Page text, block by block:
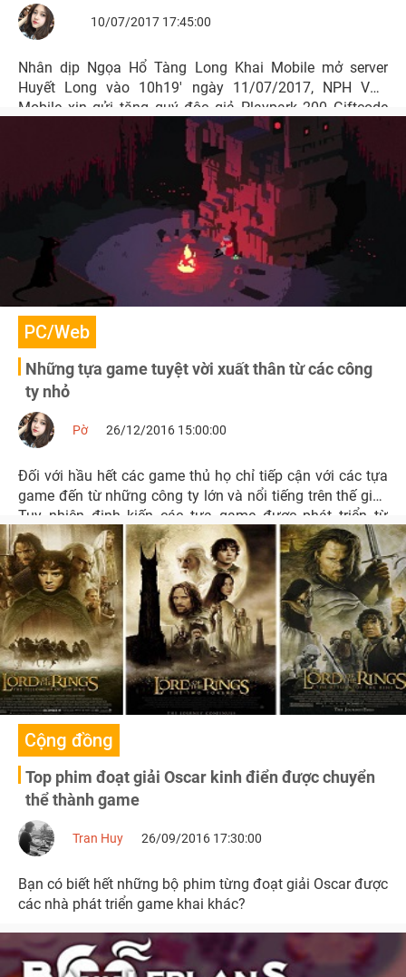
10/07/2017 17:45:00
Nhân dịp Ngọa Hổ Tàng Long Khai Mobile mở server
Huyết Long vào 10h19' ngày 11/07/2017, NPH VTC
Mobile xin gửi tặng quý độc giả Playpark 200 Giftcode
với nhiều phần quà hấp dẫn.
PC/Web
Những tựa game tuyệt vời xuất thân từ các công
ty nhỏ
Pờ 26/12/2016 15:00:00
Đối với hầu hết các game thủ họ chỉ tiếp cận với các tựa
game đến từ những công ty lớn và nổi tiếng trên thế giới.
Tuy nhiên định kiến các tựa game được phát triển từ
những công ty nhỏ có chất lượng kém là sai.
Cộng đồng
Top phim đoạt giải Oscar kinh điển được chuyển
thể thành game
Tran Huy 26/09/2016 17:30:00
Bạn có biết hết những bộ phim từng đoạt giải Oscar được
các nhà phát triển game khai khác?